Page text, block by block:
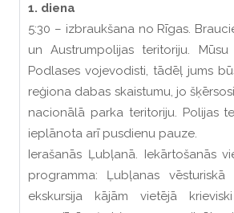
1. diena
5:30 – izbraukšana no Rīgas.
un Austrumpolijas teritoriju.
Podlases vojevodisti, tādēļ jums
reģiona dabas skaistumu, jo
nacionālā parka teritoriju. Polijas
ieplānota arī pusdienu pauze.
Ierašanās Ļubļanā. Iekārtošanās
programma: Ļubļanas
ekskursija kājām vietējā